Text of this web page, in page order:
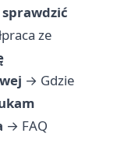
sprawdzić
ze
→ Gdzie
→ FAQ